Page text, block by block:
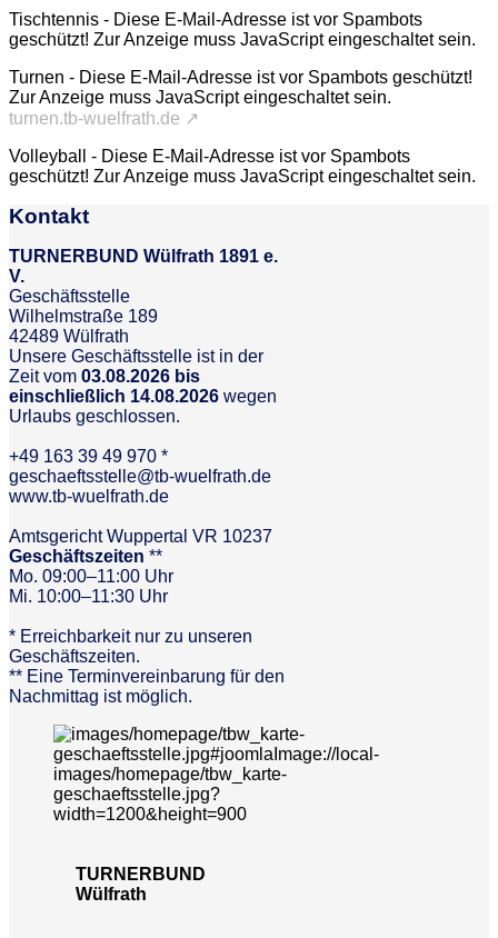
Tischtennis - Diese E-Mail-Adresse ist vor Spambots
geschützt! Zur Anzeige muss JavaScript eingeschaltet sein.
Turnen - Diese E-Mail-Adresse ist vor Spambots geschützt!
Zur Anzeige muss JavaScript eingeschaltet sein.
turnen.tb-wuelfrath.de ↗
Volleyball - Diese E-Mail-Adresse ist vor Spambots
geschützt! Zur Anzeige muss JavaScript eingeschaltet sein.
Kontakt
TURNERBUND Wülfrath 1891 e.
V.
Geschäftsstelle
Wilhelmstraße 189
42489 Wülfrath
Unsere Geschäftsstelle ist in der
Zeit vom 03.08.2026 bis
einschließlich 14.08.2026 wegen
Urlaubs geschlossen.
+49 163 39 49 970 *
geschaeftsstelle@tb-wuelfrath.de
www.tb-wuelfrath.de
Amtsgericht Wuppertal VR 10237
Geschäftszeiten **
Mo. 09:00–11:00 Uhr
Mi. 10:00–11:30 Uhr
* Erreichbarkeit nur zu unseren
Geschäftszeiten.
** Eine Terminvereinbarung für den
Nachmittag ist möglich.
TURNERBUND
Wülfrath